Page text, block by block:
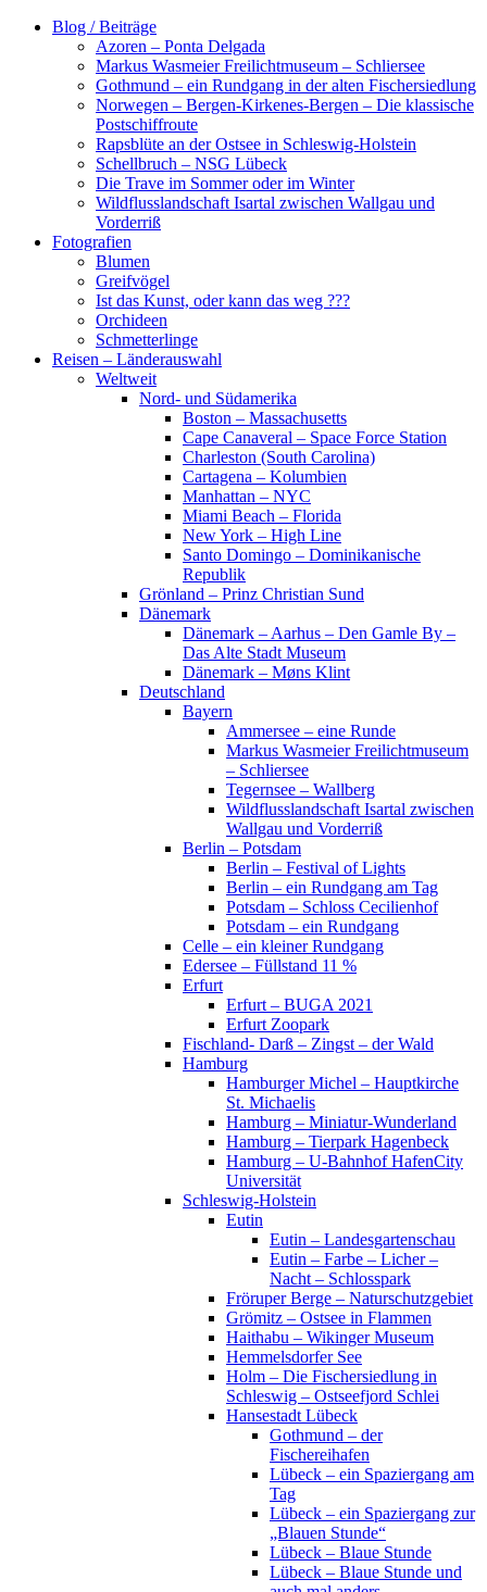
Zum
Blog / Beiträge
Azoren – Ponta Delgada
Markus Wasmeier Freilichtmuseum – Schliersee
Gothmund – ein Rundgang in der alten Fischersiedlung
Norwegen – Bergen-Kirkenes-Bergen – Die klassische
Postschiffroute
Rapsblüte an der Ostsee in Schleswig-Holstein
Schellbruch – NSG Lübeck
Die Trave im Sommer oder im Winter
Wildflusslandschaft Isartal zwischen Wallgau und
Vorderriß
Fotografien
Blumen
Greifvögel
Ist das Kunst, oder kann das weg ???
Orchideen
Schmetterlinge
Reisen – Länderauswahl
Weltweit
Nord- und Südamerika
Boston – Massachusetts
Cape Canaveral – Space Force Station
Charleston (South Carolina)
Cartagena – Kolumbien
Manhattan – NYC
Miami Beach – Florida
New York – High Line
Santo Domingo – Dominikanische
Republik
Grönland – Prinz Christian Sund
Dänemark
Dänemark – Aarhus – Den Gamle By –
Das Alte Stadt Museum
Dänemark – Møns Klint
Deutschland
Bayern
Ammersee – eine Runde
Markus Wasmeier Freilichtmuseum
– Schliersee
Tegernsee – Wallberg
Wildflusslandschaft Isartal zwischen
Wallgau und Vorderriß
Berlin – Potsdam
Berlin – Festival of Lights
Berlin – ein Rundgang am Tag
Potsdam – Schloss Cecilienhof
Potsdam – ein Rundgang
Celle – ein kleiner Rundgang
Edersee – Füllstand 11 %
Erfurt
Erfurt – BUGA 2021
Erfurt Zoopark
Fischland- Darß – Zingst – der Wald
Hamburg
Hamburger Michel – Hauptkirche
St. Michaelis
Hamburg – Miniatur-Wunderland
Hamburg – Tierpark Hagenbeck
Hamburg – U-Bahnhof HafenCity
Universität
Schleswig-Holstein
Eutin
Eutin – Landesgartenschau
Eutin – Farbe – Licher –
Nacht – Schlosspark
Fröruper Berge – Naturschutzgebiet
Grömitz – Ostsee in Flammen
Haithabu – Wikinger Museum
Hemmelsdorfer See
Holm – Die Fischersiedlung in
Schleswig – Ostseefjord Schlei
Hansestadt Lübeck
Gothmund – der
Fischereihafen
Lübeck – ein Spaziergang am
Tag
Lübeck – ein Spaziergang zur
„Blauen Stunde“
Lübeck – Blaue Stunde
Lübeck – Blaue Stunde und